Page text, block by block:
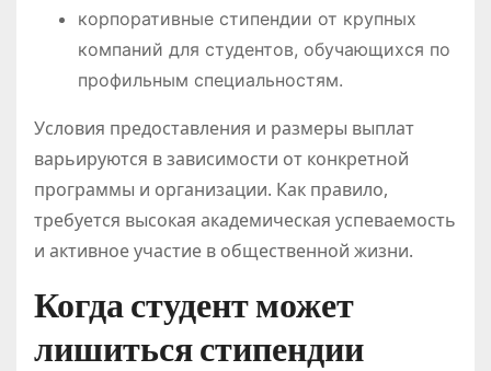
корпоративные стипендии от крупных
компаний для студентов, обучающихся по
профильным специальностям.​
Условия предоставления и размеры выплат
варьируются в зависимости от конкретной
программы и организации. Как правило,
требуется высокая академическая успеваемость
и активное участие в общественной жизни.
Когда студент может
лишиться стипендии